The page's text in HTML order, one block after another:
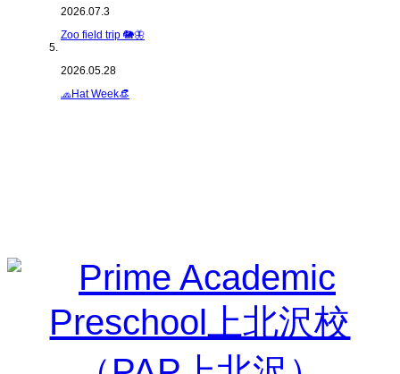
2026.07.3
Zoo field trip 🐘🦋
2026.05.28
🧢Hat Week👒